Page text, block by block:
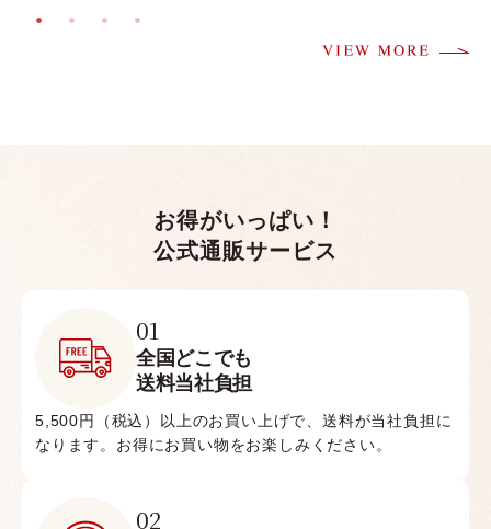
お得がいっぱい！
公式通販サービス
01
全国どこでも
送料当社負担
5,500円（税込）以上のお買い上げで、送料が当社負担に
なります。お得にお買い物をお楽しみください。
02